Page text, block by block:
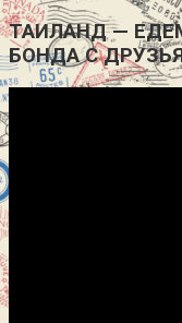
ТАИЛАНД —
БОНДА С